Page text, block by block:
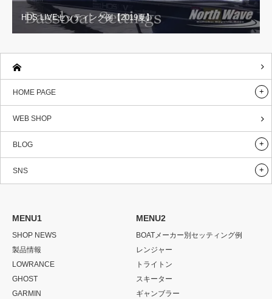
HDS LIVEセッティング例【2019夏】
HOME PAGE
WEB SHOP
BLOG
SNS
MENU1
SHOP NEWS
製品情報
LOWRANCE
GHOST
GARMIN
MENU2
BOATメーカー別セッティング例
レンジャー
トライトン
スキーター
ギャンブラー